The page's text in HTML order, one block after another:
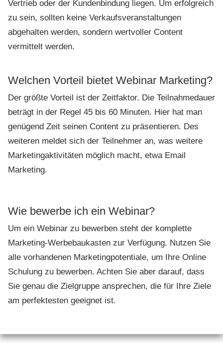
Vertrieb oder der Kundenbindung liegen. Um erfolgreich
zu sein, sollten keine Verkaufsveranstaltungen
abgehalten werden, sondern wertvoller Content
vermittelt werden.
Welchen Vorteil bietet Webinar Marketing?
Der größte Vorteil ist der Zeitfaktor. Die Teilnahmedauer
beträgt in der Regel 45 bis 60 Minuten. Hier hat man
genügend Zeit seinen Content zu präsentieren. Des
weiteren meldet sich der Teilnehmer an, was weitere
Marketingaktivitäten möglich macht, etwa Email
Marketing.
Wie bewerbe ich ein Webinar?
Um ein Webinar zu bewerben steht der komplette
Marketing-Werbebaukasten zur Verfügung. Nutzen Sie
alle vorhandenen Marketingpotentiale, um Ihre Online
Schulung zu bewerben. Achten Sie aber darauf, dass
Sie genau die Zielgruppe ansprechen, die für Ihre Ziele
am perfektesten geeignet ist.